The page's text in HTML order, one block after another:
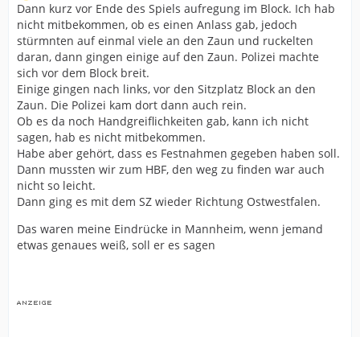
Dann kurz vor Ende des Spiels aufregung im Block. Ich hab
nicht mitbekommen, ob es einen Anlass gab, jedoch
stürmnten auf einmal viele an den Zaun und ruckelten
daran, dann gingen einige auf den Zaun. Polizei machte
sich vor dem Block breit.
Einige gingen nach links, vor den Sitzplatz Block an den
Zaun. Die Polizei kam dort dann auch rein.
Ob es da noch Handgreiflichkeiten gab, kann ich nicht
sagen, hab es nicht mitbekommen.
Habe aber gehört, dass es Festnahmen gegeben haben soll.
Dann mussten wir zum HBF, den weg zu finden war auch
nicht so leicht.
Dann ging es mit dem SZ wieder Richtung Ostwestfalen.
Das waren meine Eindrücke in Mannheim, wenn jemand
etwas genaues weiß, soll er es sagen